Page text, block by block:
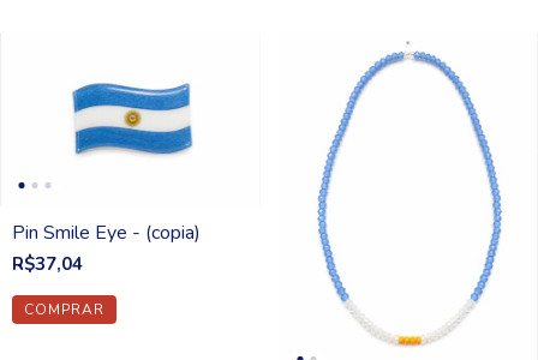
Pin Smile Eye - (copia)
R$37,04